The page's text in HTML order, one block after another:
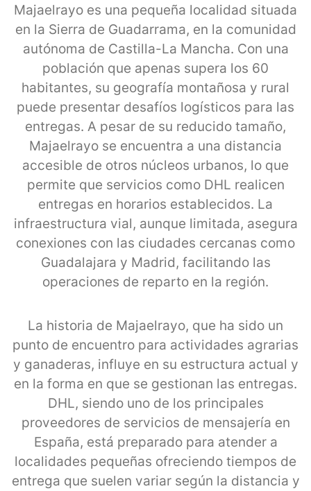
Majaelrayo es una pequeña localidad situada
en la Sierra de Guadarrama, en la comunidad
autónoma de Castilla-La Mancha. Con una
población que apenas supera los 60
habitantes, su geografía montañosa y rural
puede presentar desafíos logísticos para las
entregas. A pesar de su reducido tamaño,
Majaelrayo se encuentra a una distancia
accesible de otros núcleos urbanos, lo que
permite que servicios como DHL realicen
entregas en horarios establecidos. La
infraestructura vial, aunque limitada, asegura
conexiones con las ciudades cercanas como
Guadalajara y Madrid, facilitando las
operaciones de reparto en la región.
La historia de Majaelrayo, que ha sido un
punto de encuentro para actividades agrarias
y ganaderas, influye en su estructura actual y
en la forma en que se gestionan las entregas.
DHL, siendo uno de los principales
proveedores de servicios de mensajería en
España, está preparado para atender a
localidades pequeñas ofreciendo tiempos de
entrega que suelen variar según la distancia y